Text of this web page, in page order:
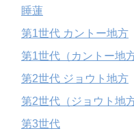
睡蓮
第1世代 カントー地方
第1世代（カントー地方
第2世代 ジョウト地方
第2世代（ジョウト地方
第3世代